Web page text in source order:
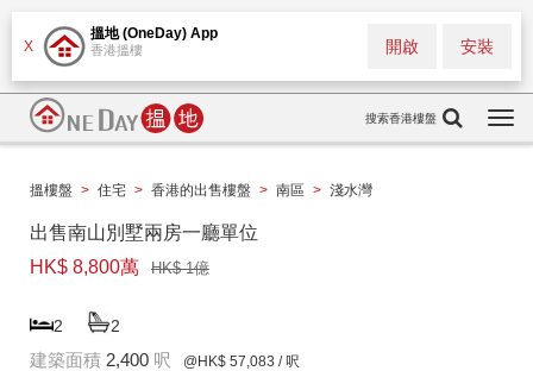
X
搵地 (OneDay) App
香港搵樓 安裝
開啟
搜索香港樓盤
搵樓盤 > 住宅 > 香港的出售樓盤 > 南區 > 淺水灣
出售南山別墅兩房一廳單位
HK$ 8,800萬
HK$ 1億
2 2
建築面積 2,400 呎 @HK$ 57,083 / 呎